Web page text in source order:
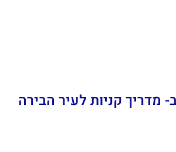
מדריך קניות לעיר הבירה